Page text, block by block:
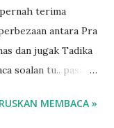
terima
antara Pra
dan jugak Tadika
soalan tu.. pasal
dan aku hentam je
MEMBACA »